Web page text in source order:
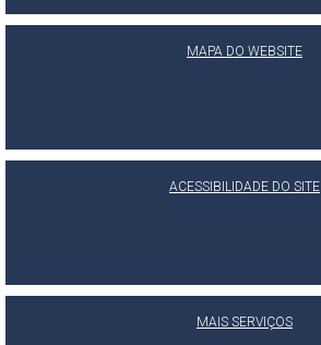
MAPA DO WEBSITE
ACESSIBILIDADE DO SITE
MAIS SERVIÇOS